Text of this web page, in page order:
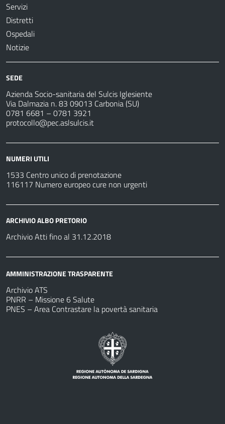
Servizi
Distretti
Ospedali
Notizie
SEDE
Azienda Socio-sanitaria del Sulcis Iglesiente
Via Dalmazia n. 83 09013 Carbonia (SU)
0781 6681 – 0781 3921
protocollo@pec.aslsulcis.it
NUMERI UTILI
1533 Centro unico di prenotazione
116117 Numero europeo cure non urgenti
ARCHIVIO ALBO PRETORIO
Archivio Atti fino al 31.12.2018
AMMINISTRAZIONE TRASPARENTE
Archivio ATS
PNRR – Missione 6 Salute
PNES – Area Contrastare la povertà sanitaria